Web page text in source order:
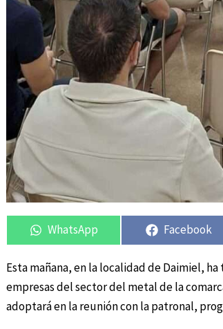
Compartir
en
WhatsApp
Compartir
en
Facebook
Esta mañana, en la localidad de Daimiel,
empresas del sector del metal de la
adoptará en la reunión con la patronal,
Compartir
en
Compartir
en